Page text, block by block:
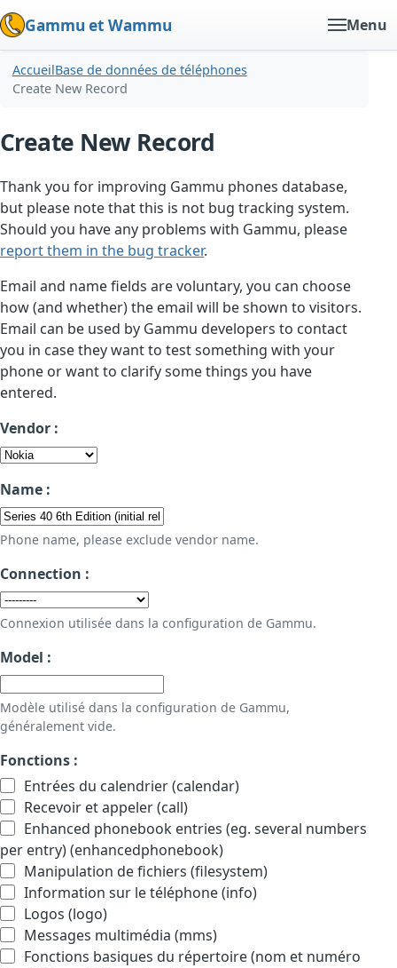
Gammu et Wammu Menu
AccueilBase de données de téléphones
Create New Record
Create New Record
Thank you for improving Gammu phones database,
but please note that this is not bug tracking system.
Should you have any problems with Gammu, please
report them in the bug tracker.
Email and name fields are voluntary, you can choose
how (and whether) the email will be shown to visitors.
Email can be used by Gammu developers to contact
you in case they want to test something with your
phone or want to clarify some things you have
entered.
Vendor :
Name :
Phone name, please exclude vendor name.
Connection :
Connexion utilisée dans la configuration de Gammu.
Model :
Modèle utilisé dans la configuration de Gammu,
généralement vide.
Fonctions :
Entrées du calendrier (calendar)
Recevoir et appeler (call)
Enhanced phonebook entries (eg. several numbers
per entry) (enhancedphonebook)
Manipulation de fichiers (filesystem)
Information sur le téléphone (info)
Logos (logo)
Messages multimédia (mms)
Fonctions basiques du répertoire (nom et numéro